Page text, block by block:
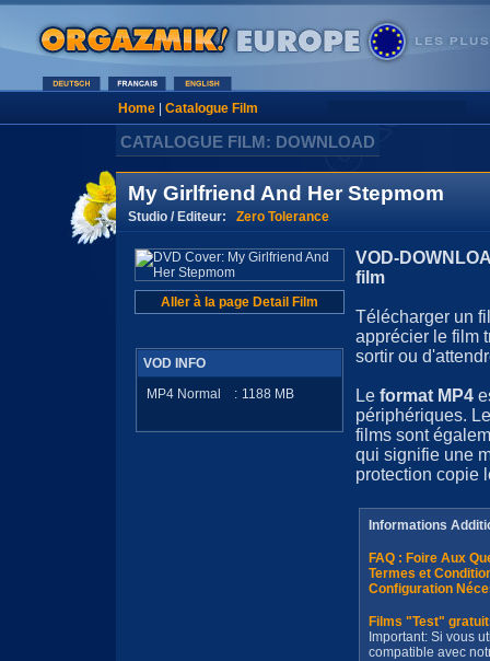
Home| Catalogue Film
CATALOGUE FILM: DOWNLOAD
My Girlfriend And Her Stepmom
Studio / Editeur: Zero Tolerance
Aller à la page Detail Film
VOD INFO
MP4 Normal
: 1188 MB
VOD-
film
Télécharger un
apprécier le film
sortir ou
Le format MP4
périphériques.
films sont
qui signifie une
protection copie
Informations
FAQ : Foire Aux
Termes et
Configuration
Films "Test"
Important: Si vous
compatible avec